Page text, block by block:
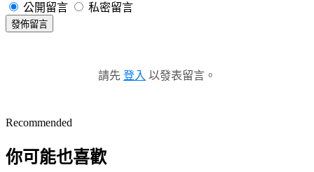
公開留言 私密留言
發佈留言
請先 登入 以發表留言。
Recommended
你可能也喜歡